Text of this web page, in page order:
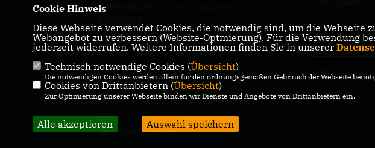
IMPRESSUM
KONTAKT
CDU NRW
CDU
@2026 CDU Ortsverband Kupferdreh/Byfang
Alle Rechte vorbehalten.
Cookie Hinweis
Diese Webseite verwendet Cookies, die notwendig sind, um die
Webangebot zu verbessern (Website-Optmierung). Für die Verwendung
jederzeit widerrufen. Weitere Informationen finden Sie in unserer
Technisch notwendige Cookies (Übersicht)
Die notwendigen Cookies werden allein für den ordnungsgemäßen Gebrauch der Webseite
Cookies von Drittanbietern (Übersicht)
Zur Optimierung unserer Webseite binden wir Dienste und Angebote von Drittanbietern ein.
Alle akzeptieren Auswahl speichern